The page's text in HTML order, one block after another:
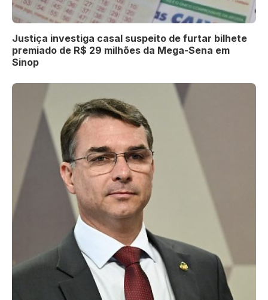
Justiça investiga casal suspeito de furtar bilhete
premiado de R$ 29 milhões da Mega-Sena em
Sinop